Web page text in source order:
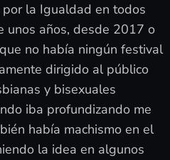
la Igualdad en todos
unos años, desde 2017 o
no había ningún festival
dirigido al público
y bisexuales
iba profundizando me
había machismo en el
la idea en algunos